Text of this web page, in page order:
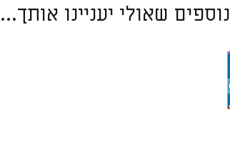
שאולי יעניינו אותך...